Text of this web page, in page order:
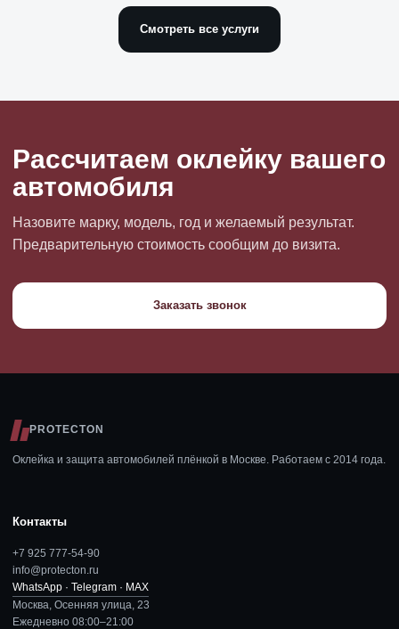
Смотреть все услуги
Рассчитаем оклейку вашего
автомобиля
Назовите марку, модель, год и желаемый результат.
Предварительную стоимость сообщим до визита.
Заказать звонок
PROTECTON
Оклейка и защита автомобилей плёнкой в Москве. Работаем с 2014 года.
Контакты
+7 925 777-54-90
info@protecton.ru
WhatsApp · Telegram · MAX
Москва, Осенняя улица, 23
Ежедневно 08:00–21:00